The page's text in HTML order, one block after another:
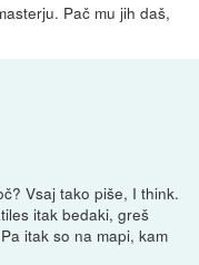
Pač mu jih daš,
Vsaj tako piše, I think.
itak bedaki, greš
itak so na mapi, kam